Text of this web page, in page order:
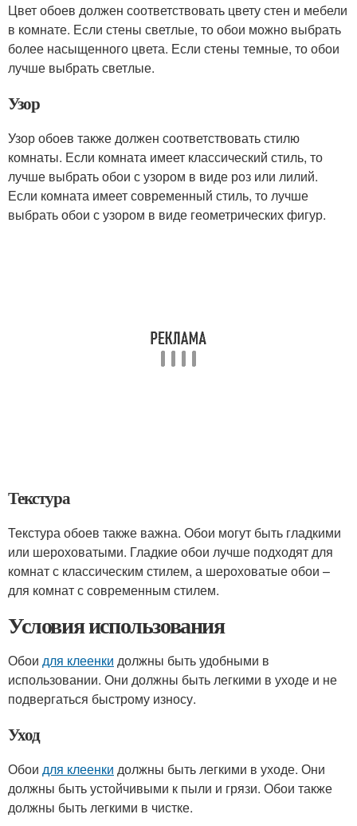
Цвет обоев должен соответствовать цвету стен и мебели
в комнате. Если стены светлые, то обои можно выбрать
более насыщенного цвета. Если стены темные, то обои
лучше выбрать светлые.
Узор
Узор обоев также должен соответствовать стилю
комнаты. Если комната имеет классический стиль, то
лучше выбрать обои с узором в виде роз или лилий.
Если комната имеет современный стиль, то лучше
выбрать обои с узором в виде геометрических фигур.
Текстура
Текстура обоев также важна. Обои могут быть гладкими
или шероховатыми. Гладкие обои лучше подходят для
комнат с классическим стилем, а шероховатые обои –
для комнат с современным стилем.
Условия использования
Обои для клеенки должны быть удобными в
использовании. Они должны быть легкими в уходе и не
подвергаться быстрому износу.
Уход
Обои для клеенки должны быть легкими в уходе. Они
должны быть устойчивыми к пыли и грязи. Обои также
должны быть легкими в чистке.